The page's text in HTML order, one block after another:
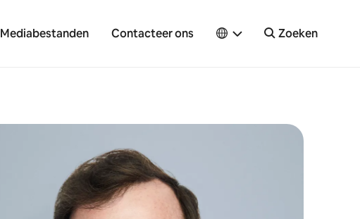
Mediabestanden Contacteer ons Zoeken